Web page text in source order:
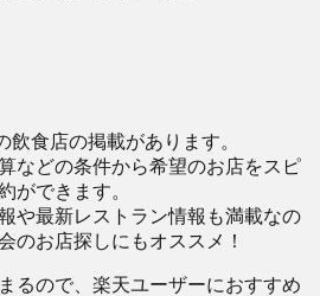
飲食店の掲載があります。
などの条件から希望のお店をスピ
ができます。
や最新レストラン情報も満載なの
のお店探しにもオススメ！
るので、楽天ユーザーにおすすめ